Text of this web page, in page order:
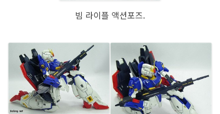
빔 라이플 액션포즈.